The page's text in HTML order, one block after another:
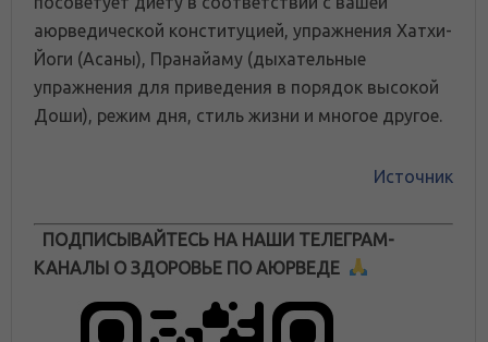
аюрведической конституцией, упражнения Хатхи-
Йоги (Асаны), Пранайаму (дыхательные
упражнения для приведения в порядок высокой
Доши), режим дня, стиль жизни и многое другое.
Источник
ПОДПИСЫВАЙТЕСЬ НА НАШИ ТЕЛЕГРАМ-
КАНАЛЫ О ЗДОРОВЬЕ ПО АЮРВЕДЕ